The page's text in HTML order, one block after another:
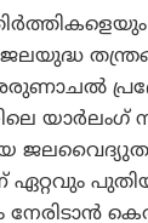
യാർലംഗ്
ജലവൈദ്യുത
ഏറ്റവും